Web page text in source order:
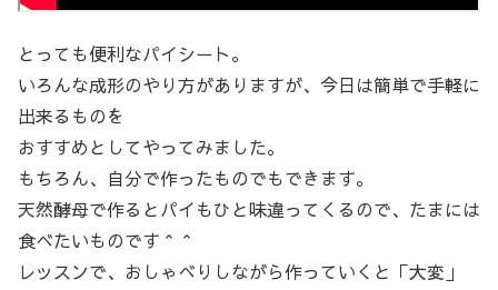
とっても便利なパイシート。
いろんな成形のやり方がありますが、今日は簡単で手軽に
出来るものを
おすすめとしてやってみました。
もちろん、自分で作ったものでもできます。
天然酵母で作るとパイもひと味違ってくるので、たまには
食べたいものです＾＾
レッスンで、おしゃべりしながら作っていくと「大変」